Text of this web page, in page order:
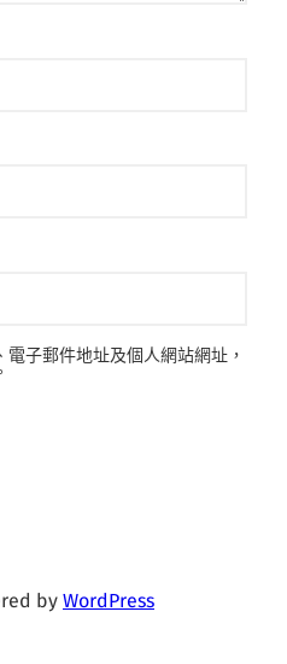
電子郵件地址及個人網站網址，
by WordPress